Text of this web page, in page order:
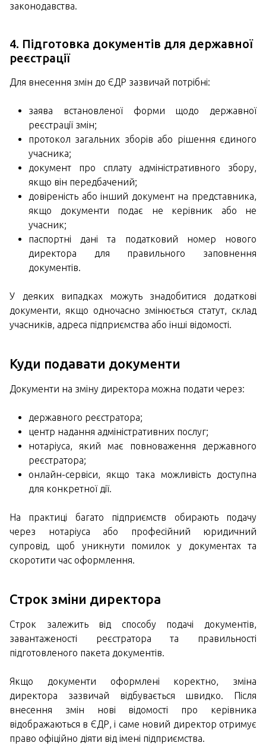
законодавства.
4. Підготовка документів для державної
реєстрації
Для внесення змін до ЄДР зазвичай потрібні:
заява встановленої форми щодо державної
реєстрації змін;
протокол загальних зборів або рішення єдиного
учасника;
документ про сплату адміністративного збору,
якщо він передбачений;
довіреність або інший документ на представника,
якщо документи подає не керівник або не
учасник;
паспортні дані та податковий номер нового
директора для правильного заповнення
документів.
У деяких випадках можуть знадобитися додаткові
документи, якщо одночасно змінюється статут, склад
учасників, адреса підприємства або інші відомості.
Куди подавати документи
Документи на зміну директора можна подати через:
державного реєстратора;
центр надання адміністративних послуг;
нотаріуса, який має повноваження державного
реєстратора;
онлайн-сервіси, якщо така можливість доступна
для конкретної дії.
На практиці багато підприємств обирають подачу
через нотаріуса або професійний юридичний
супровід, щоб уникнути помилок у документах та
скоротити час оформлення.
Строк зміни директора
Строк залежить від способу подачі документів,
завантаженості реєстратора та правильності
підготовленого пакета документів.
Якщо документи оформлені коректно, зміна
директора зазвичай відбувається швидко. Після
внесення змін нові відомості про керівника
відображаються в ЄДР, і саме новий директор отримує
право офіційно діяти від імені підприємства.